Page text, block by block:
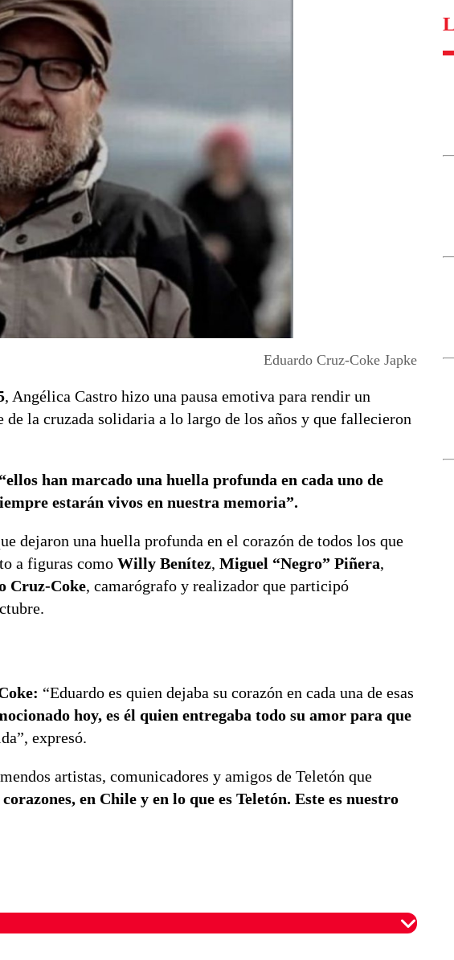
Eduardo Cruz-Coke Japke
, Angélica Castro hizo una pausa emotiva para rendir un
la cruzada solidaria a lo largo de los años y que fallecieron
“ellos han marcado una huella profunda en cada uno de
estarán vivos en nuestra memoria”.
dejaron una huella profunda en el corazón de todos los que
a figuras como Willy Benítez, Miguel “Negro” Piñera,
Cruz-Coke, camarógrafo y realizador que participó
“Eduardo es quien dejaba su corazón en cada una de esas
hoy, es él quien entregaba todo su amor para que
expresó.
artistas, comunicadores y amigos de Teletón que
en Chile y en lo que es Teletón. Este es nuestro